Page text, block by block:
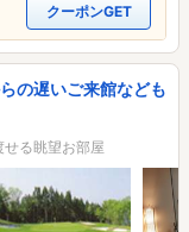
クーポンGET
の遅いご来館なども
る眺望お部屋